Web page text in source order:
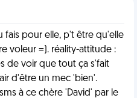
fais pour elle, p't être qu'elle
voleur =). réality-attitude :
de voir que tout ça s'fait
d'être un mec 'bien'.
à ce chère 'David' par le